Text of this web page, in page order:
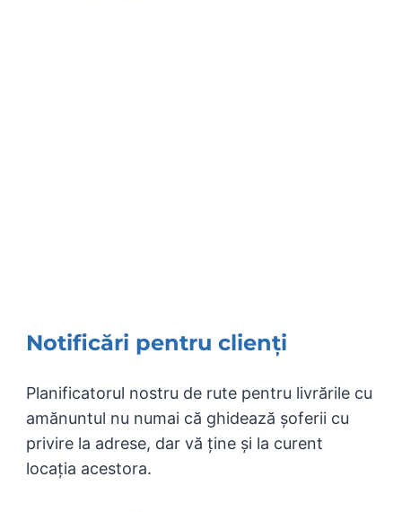
Notificări pentru clienți
Planificatorul nostru de rute pentru livrările cu
amănuntul nu numai că ghidează șoferii cu
privire la adrese, dar vă ține și la curent
locația acestora.